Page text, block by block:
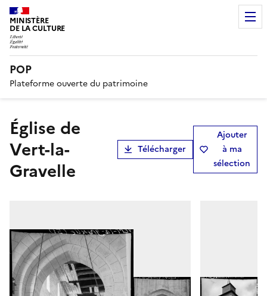
MINISTÈRE
DE LA CULTURE
POP
Plateforme ouverte du patrimoine
Église de
Vert-la-
Gravelle
Télécharger
Ajouter
à ma
sélection